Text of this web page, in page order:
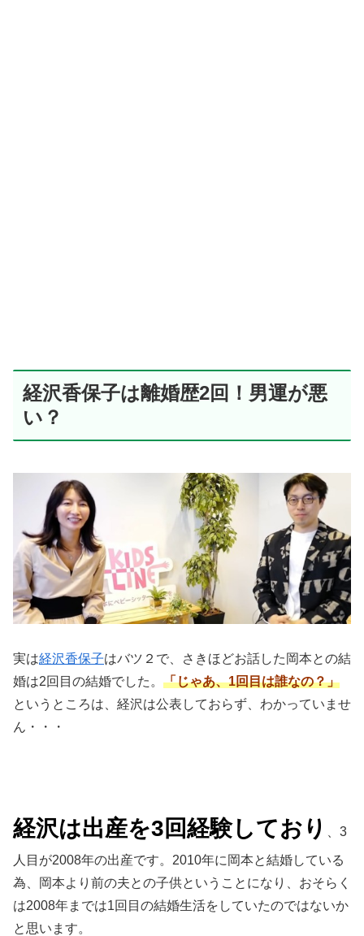
経沢香保子は離婚歴2回！男運が悪
い？
実は経沢香保子はバツ２で、さきほどお話した岡本との結
婚は2回目の結婚でした。 「じゃあ、1回目は誰なの？」
というところは、経沢は公表しておらず、わかっていませ
ん・・・
経沢は出産を3回経験しており 、3
人目が2008年の出産です。2010年に岡本と結婚している
為、岡本より前の夫との子供ということになり、おそらく
は2008年までは1回目の結婚生活をしていたのではないか
と思います。